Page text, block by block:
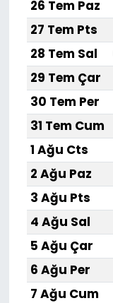
26 Tem Paz
27 Tem Pts
28 Tem Sal
29 Tem Çar
30 Tem Per
31 Tem Cum
1 Ağu Cts
2 Ağu Paz
3 Ağu Pts
4 Ağu Sal
5 Ağu Çar
6 Ağu Per
7 Ağu Cum